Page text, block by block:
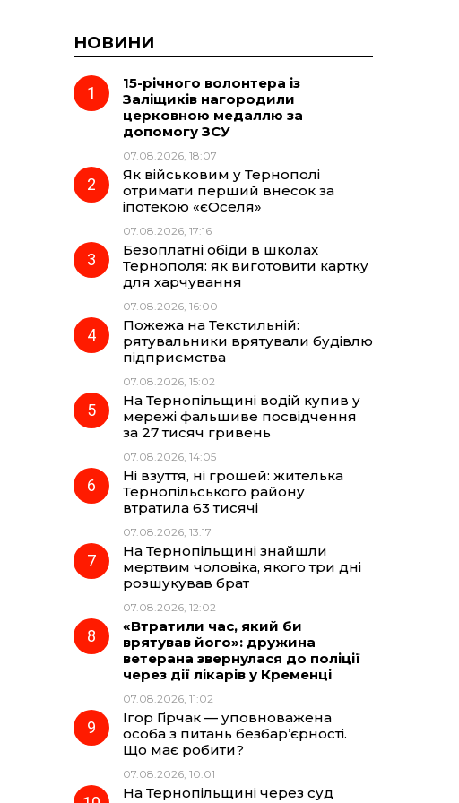
НОВИНИ
15-річного волонтера із
Заліщиків нагородили
церковною медаллю за
допомогу ЗСУ
07.08.2026, 18:07
Як військовим у Тернополі
отримати перший внесок за
іпотекою «єОселя»
07.08.2026, 17:16
Безоплатні обіди в школах
Тернополя: як виготовити картку
для харчування
07.08.2026, 16:00
Пожежа на Текстильній:
рятувальники врятували будівлю
підприємства
07.08.2026, 15:02
На Тернопільщині водій купив у
мережі фальшиве посвідчення
за 27 тисяч гривень
07.08.2026, 14:05
Ні взуття, ні грошей: жителька
Тернопільського району
втратила 63 тисячі
07.08.2026, 13:17
На Тернопільщині знайшли
мертвим чоловіка, якого три дні
розшукував брат
07.08.2026, 12:02
«Втратили час, який би
врятував його»: дружина
ветерана звернулася до поліції
через дії лікарів у Кременці
07.08.2026, 11:02
Ігор Гірчак — уповноважена
особа з питань безбар’єрності.
Що має робити?
07.08.2026, 10:01
На Тернопільщині через суд